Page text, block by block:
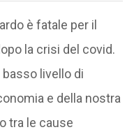
è fatale per il
la crisi del covid.
livello di
e della nostra
tra le cause